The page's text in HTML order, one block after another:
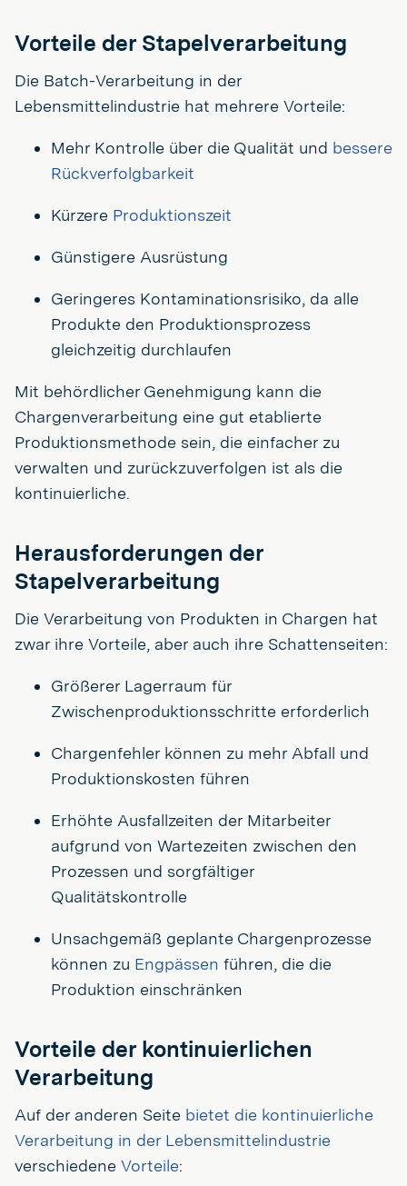
Vorteile der Stapelverarbeitung
Die Batch-Verarbeitung in der
Lebensmittelindustrie hat mehrere Vorteile:
Mehr Kontrolle über die Qualität und bessere
Rückverfolgbarkeit
Kürzere Produktionszeit
Günstigere Ausrüstung
Geringeres Kontaminationsrisiko, da alle
Produkte den Produktionsprozess
gleichzeitig durchlaufen
Mit behördlicher Genehmigung kann die
Chargenverarbeitung eine gut etablierte
Produktionsmethode sein, die einfacher zu
verwalten und zurückzuverfolgen ist als die
kontinuierliche.
Herausforderungen der
Stapelverarbeitung
Die Verarbeitung von Produkten in Chargen hat
zwar ihre Vorteile, aber auch ihre Schattenseiten:
Größerer Lagerraum für
Zwischenproduktionsschritte erforderlich
Chargenfehler können zu mehr Abfall und
Produktionskosten führen
Erhöhte Ausfallzeiten der Mitarbeiter
aufgrund von Wartezeiten zwischen den
Prozessen und sorgfältiger
Qualitätskontrolle
Unsachgemäß geplante Chargenprozesse
können zu Engpässen führen, die die
Produktion einschränken
Vorteile der kontinuierlichen
Verarbeitung
Auf der anderen Seite bietet die kontinuierliche
Verarbeitung in der Lebensmittelindustrie
verschiedene Vorteile: